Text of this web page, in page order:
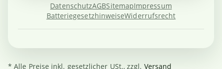
DatenschutzAGBSitemapImpressum
BatteriegesetzhinweiseWiderrufsrecht
* Alle Preise inkl. gesetzlicher USt., zzgl. Versand